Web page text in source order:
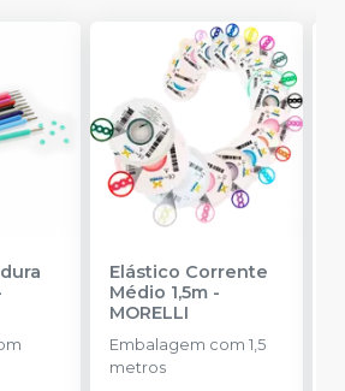
Elástico Corrente
Médio 1,5m-
MORELLI
Embalagem com 1,5
metros